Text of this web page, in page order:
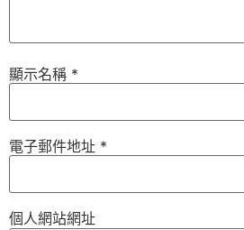
顯示名稱 *
電子郵件地址 *
個人網站網址